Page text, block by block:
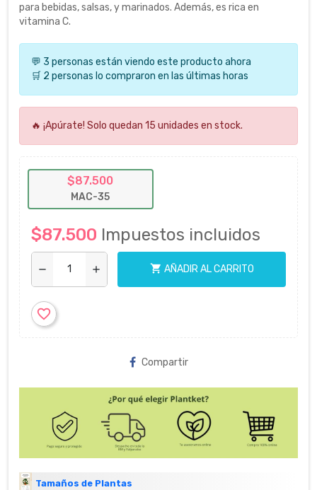
para bebidas, salsas, y marinados. Además, es rica en
vitamina C.
💬 3 personas están viendo este producto ahora
🛒 2 personas lo compraron en las últimas horas
🔥 ¡Apúrate! Solo quedan 15 unidades en stock.
$87.500
MAC-35
$87.500 Impuestos incluidos
remove add shopping_cart AÑADIR AL CARRITO
favorite_border
Compartir
Tamaños de Plantas